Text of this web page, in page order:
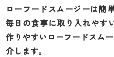
ローフードスムージーは簡
毎日の食事に取り入れやす
作りやすいローフードスム
介します。